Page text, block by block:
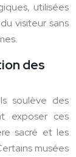
utilisées
visiteur sans
des
soulève des
exposer ces
sacré et les
musées